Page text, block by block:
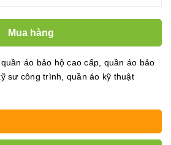
Mua hàng
quần áo bảo hộ cao cấp quần áo bảo
sư công trình quần áo kỹ thuật